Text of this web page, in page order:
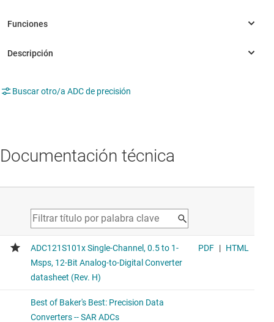
Buscar otro/a ADC de precisión
Documentación técnica